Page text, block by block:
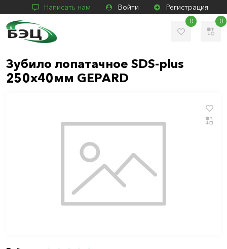
Написать нам Войти Регистрация
0 0
Зубило лопатачное SDS-plus
250x40мм GEPARD